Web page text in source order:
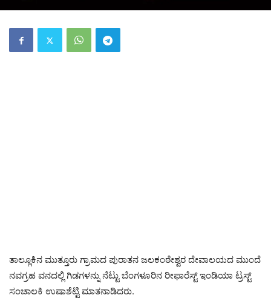
ತಾಲ್ಲೂಕಿನ ಮುತ್ತೂರು ಗ್ರಾಮದ ಪುರಾತನ ಜಲಕಂಠೇಶ್ವರ ದೇವಾಲಯದ ಮುಂದೆ
ನವಗ್ರಹ ವನದಲ್ಲಿ ಗಿಡಗಳನ್ನು ನೆಟ್ಟು ಬೆಂಗಳೂರಿನ ರೀಫಾರೆಸ್ಟ್ ಇಂಡಿಯಾ ಟ್ರಸ್ಟ್
ಸಂಚಾಲಕಿ ಉಷಾಶೆಟ್ಟಿ ಮಾತನಾಡಿದರು.